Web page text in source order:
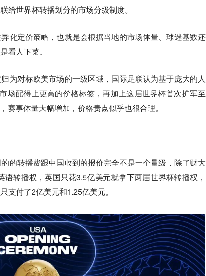
给世界杯转播划分的市场分级制度。
化定价策略，也就是会根据当地的市场体量、球迷基数还
看人下菜。
归为对标欧美市场的一级区域， 国际足联认为基于庞大的人
场配得上更高的价格标签，再加上这届世界杯首次扩军至
事体量大幅增加，价格贵点似乎也很合理。
的转播费跟中国收到的报价完全不是一个量级， 除了财大
转播权，英国只花3.5亿美元就拿下两届世界杯转播权，
支付了2亿美元和1.25亿美元。